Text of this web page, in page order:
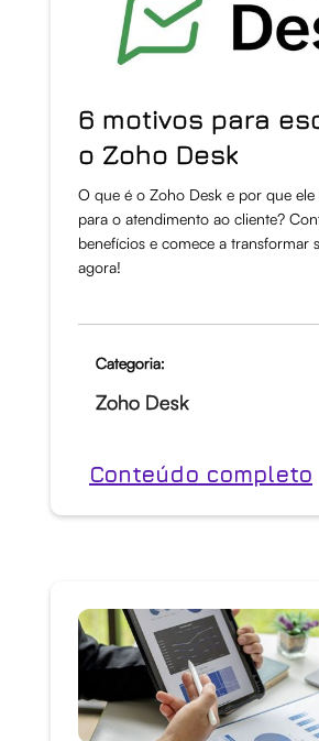
6 motivos para
o Zoho Desk
O que é o Zoho Desk e por que ele
para o atendimento ao cliente?
benefícios e comece a transformar
agora!
Categoria:
Zoho Desk
Conteúdo completo